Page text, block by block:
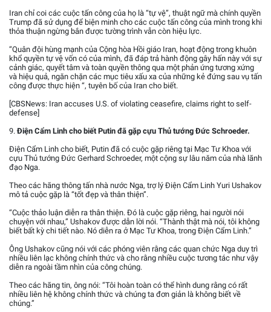
Iran chỉ coi các cuộc tấn công của họ là “tự vệ”, thuật ngữ mà chính quyền
Trump đã sử dụng để biện minh cho các cuộc tấn công của mình trong khi
thỏa thuận ngừng bắn được tường trình vẫn còn hiệu lực.
“Quân đội hùng mạnh của Cộng hòa Hồi giáo Iran, hoạt động trong khuôn
khổ quyền tự vệ vốn có của mình, đã đáp trả hành động gây hấn này với sự
cảnh giác, quyết tâm và toàn quyền thông qua một phản ứng tương xứng
và hiệu quả, ngăn chặn các mục tiêu xấu xa của những kẻ đứng sau vụ tấn
công được thực hiện “, tuyên bố của Iran cho biết.
[CBSNews: Iran accuses U.S. of violating ceasefire, claims right to self-
defense]
9.Điện Cẩm Linh cho biết Putin đã gặp cựu Thủ tướng Đức Schroeder.
Điện Cẩm Linh cho biết, Putin đã có cuộc gặp riêng tại Mạc Tư Khoa với
cựu Thủ tướng Đức Gerhard Schroeder, một cộng sự lâu năm của nhà lãnh
đạo Nga.
Theo các hãng thông tấn nhà nước Nga, trợ lý Điện Cẩm Linh Yuri Ushakov
mô tả cuộc gặp là “tốt đẹp và thân thiện”.
“Cuộc thảo luận diễn ra thân thiện. Đó là cuộc gặp riêng, hai người nói
chuyện với nhau,” Ushakov được dẫn lời nói. “Thành thật mà nói, tôi không
biết bất kỳ chi tiết nào. Nó diễn ra ở Mạc Tư Khoa, trong Điện Cẩm Linh.”
Ông Ushakov cũng nói với các phóng viên rằng các quan chức Nga duy trì
nhiều liên lạc không chính thức và cho rằng nhiều cuộc tương tác như vậy
diễn ra ngoài tầm nhìn của công chúng.
Theo các hãng tin, ông nói: “Tôi hoàn toàn có thể hình dung rằng có rất
nhiều liên hệ không chính thức và chúng ta đơn giản là không biết về
chúng.”